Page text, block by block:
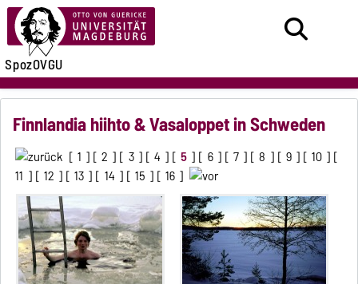
SpozOVGU
Finnlandia hiihto & Vasaloppet in Schweden
[ 1 ] [ 2 ] [ 3 ] [ 4 ] [ 5 ] [ 6 ] [ 7 ] [ 8 ] [ 9 ] [ 10 ] [
11 ] [ 12 ] [ 13 ] [ 14 ] [ 15 ] [ 16 ]